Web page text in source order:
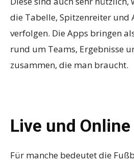
die Tabelle, Spitzenreiter und
verfolgen. Die Apps bringen
rund um Teams, Ergebnisse
zusammen, die man braucht.
Live und
Für manche bedeutet die